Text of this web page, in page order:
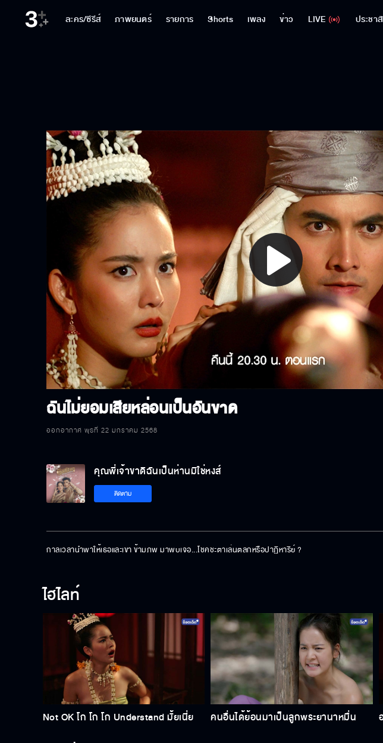
ละคร/ซีรีส์ ภาพยนตร์ รายการ Shorts เพลง ข่าว LIVE ประช
Play
Video
ฉันไม่ยอมเสียหล่อนเป็นอันขาด
ออกอากาศ พุธที่ 22 มกราคม 2568
คุณพี่เจ้าขาดิฉันเป็นห่านมิใช่หงส์
ติดตาม
กาลเวลานำพาให้เธอและเขา ข้ามภพ มาพบเจอ...โชคชะตาเล่นตลกหรือปาฏิหาริย์ ?
ไฮไลท์
Not OK โก โก โก Understand มั้ยเนี่ย คนอื่นได้ย้อนมาเป็นลูกพระยานาหมื่น